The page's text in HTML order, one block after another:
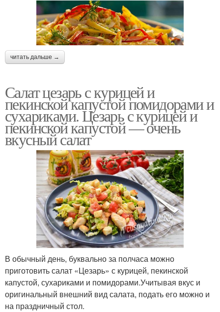
читать дальше →
Салат цезарь с курицей и
пекинской капустой помидорами и
сухариками. Цезарь с курицей и
пекинской капустой — очень
вкусный салат
В обычный день, буквально за полчаса можно
приготовить салат «Цезарь» с курицей, пекинской
капустой, сухариками и помидорами.Учитывая вкус и
оригинальный внешний вид салата, подать его можно и
на праздничный стол.